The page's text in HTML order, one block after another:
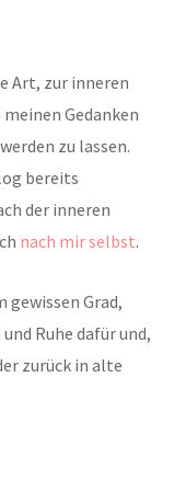
Art, zur inneren
Gedanken
zu lassen.
bereits
der inneren
nach mir selbst.
Grad,
Ruhe dafür und,
zurück in alte